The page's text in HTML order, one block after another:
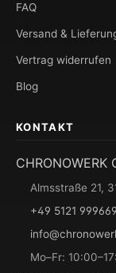
FAQ
Versand &
Vertrag widerrufen
Blog
KONTAKT
CHRONOWERK
Almsstraße 21,
+49 5121
Mo–Fr: